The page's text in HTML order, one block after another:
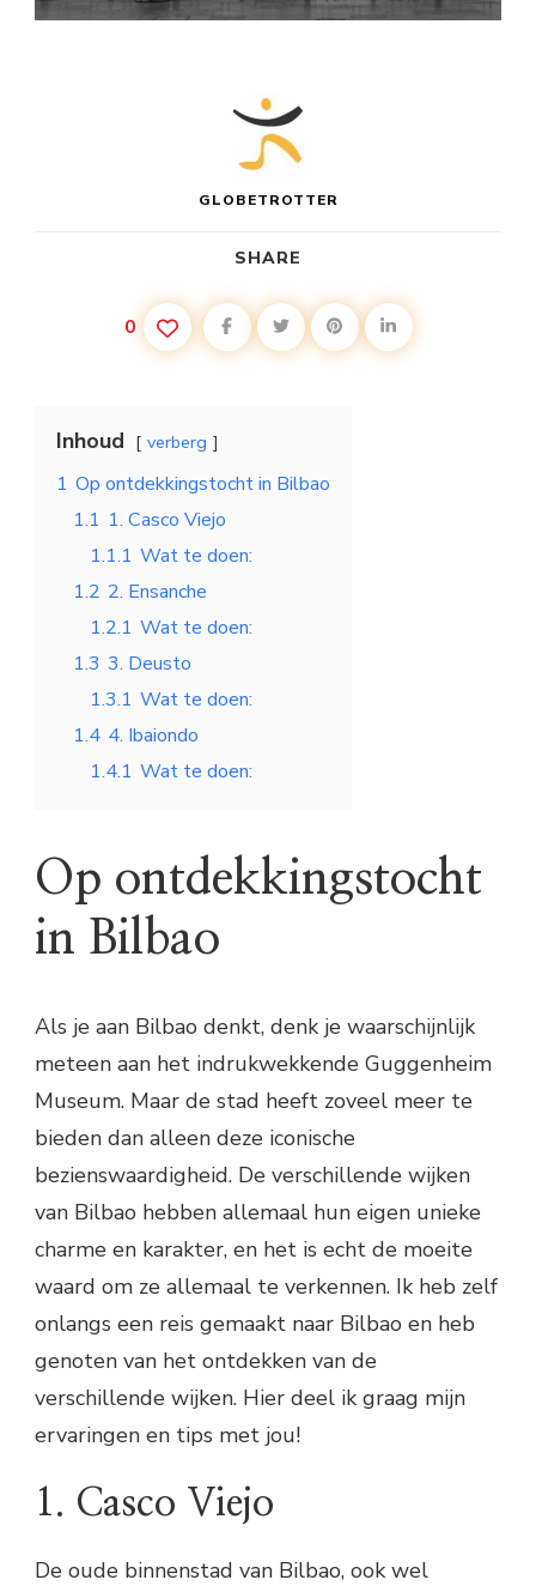
GLOBETROTTER
SHARE
0
Inhoud verberg
1 Op ontdekkingstocht in Bilbao
1.1 1. Casco Viejo
1.1.1 Wat te doen:
1.2 2. Ensanche
1.2.1 Wat te doen:
1.3 3. Deusto
1.3.1 Wat te doen:
1.4 4. Ibaiondo
1.4.1 Wat te doen:
Op ontdekkingstocht
in Bilbao
Als je aan Bilbao denkt, denk je waarschijnlijk
meteen aan het indrukwekkende Guggenheim
Museum. Maar de stad heeft zoveel meer te
bieden dan alleen deze iconische
bezienswaardigheid. De verschillende wijken
van Bilbao hebben allemaal hun eigen unieke
charme en karakter, en het is echt de moeite
waard om ze allemaal te verkennen. Ik heb zelf
onlangs een reis gemaakt naar Bilbao en heb
genoten van het ontdekken van de
verschillende wijken. Hier deel ik graag mijn
ervaringen en tips met jou!
1. Casco Viejo
De oude binnenstad van Bilbao, ook wel